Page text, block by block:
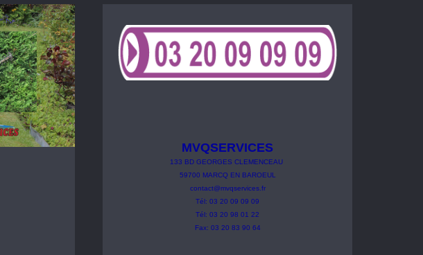
MVQSERVICES
133 BD GEORGES CLEMENCEAU
59700 MARCQ EN BAROEUL
contact@mvqservices.fr
Tél: 03 20 09 09 09
Tél: 03 20 98 01 22
Fax: 03 20 83 90 64